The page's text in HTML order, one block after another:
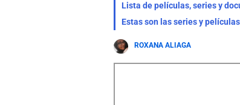
Lista de películas, series y
Estas son las series y
ROXANA ALIAGA